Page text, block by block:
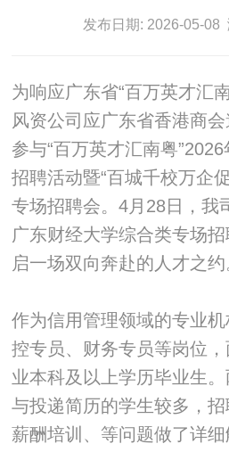
发布日期: 2026-05-08
为响应广东省“百万英才汇
风资公司应广东省香港商
参与“百万英才汇南粤
招聘活动暨“百城千校万企
专场招聘会。4月28日，我
广东财经大学综合类专场
启一场双向奔赴的人才之约
作为信用管理领域的专业
控专员、财务专员等岗位
业本科及以上学历毕业生
与投递简历的学生较多，招
薪酬培训、等问题做了详细